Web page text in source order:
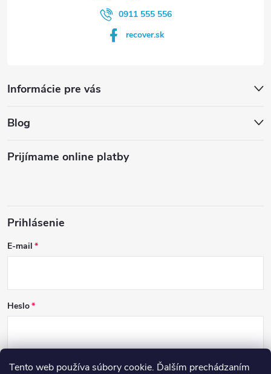
Tento web používa súbory cookie. Ďalším prechádzaním
0911 555 556
recover.sk
Informácie pre vás
Blog
Prijímame online platby
Prihlásenie
E-mail
Heslo